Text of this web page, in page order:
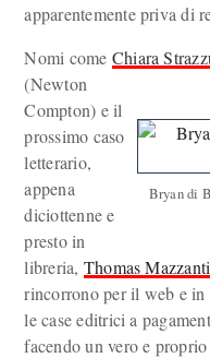
apparentemente priva di
Nomi come Chiara
(Newton
Bryan di
Compton) e il
prossimo caso
letterario,
appena
diciottenne e
presto in
libreria, Thomas
rincorrono per il web e in
le case editrici a
facendo un vero e